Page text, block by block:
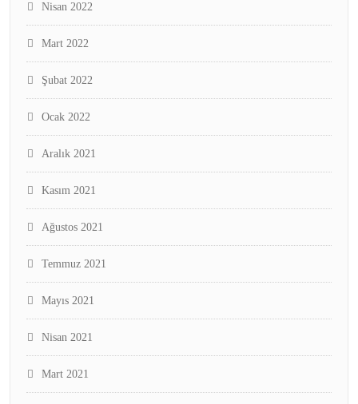
Nisan 2022
Mart 2022
Şubat 2022
Ocak 2022
Aralık 2021
Kasım 2021
Ağustos 2021
Temmuz 2021
Mayıs 2021
Nisan 2021
Mart 2021